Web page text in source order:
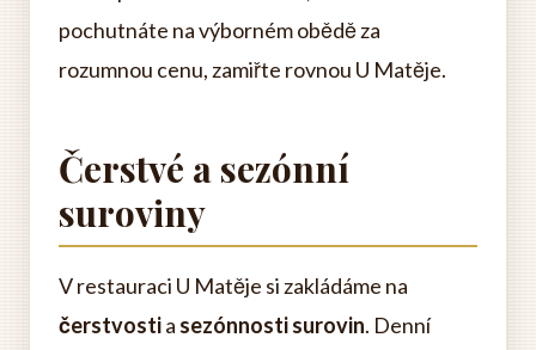
pochutnáte na výborném obědě za
rozumnou cenu, zamiřte rovnou U Matěje.
Čerstvé a sezónní
suroviny
V restauraci U Matěje si zakládáme na
čerstvostia sezónnosti surovin. Denní